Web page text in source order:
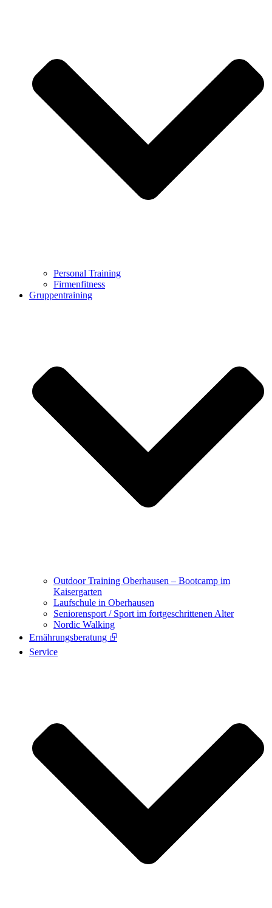
Personal Training
Firmenfitness
Gruppentraining
Outdoor Training Oberhausen – Bootcamp im
Kaisergarten
Laufschule in Oberhausen
Seniorensport / Sport im fortgeschrittenen Alter
Nordic Walking
Ernährungsberatung ⮺
Service